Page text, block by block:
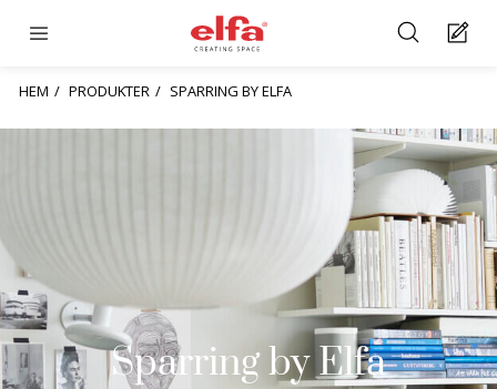
HEM PRODUKTER SPARRING BY ELFA
Sparring by Elfa